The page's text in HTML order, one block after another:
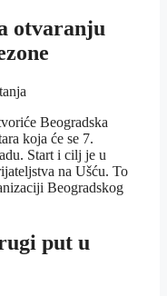
otvaranju
Beogradska
koja će se 7.
Start i cilj je u
na Ušću. To
Beogradskog
put u